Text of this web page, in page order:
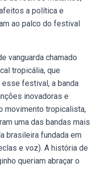
a política e
ao palco do festival
vanguarda chamado
tropicália, que
festival, a banda
inovadoras e
movimento tropicalista,
uma das bandas mais
brasileira fundada em
e voz). A história de
queriam abraçar o